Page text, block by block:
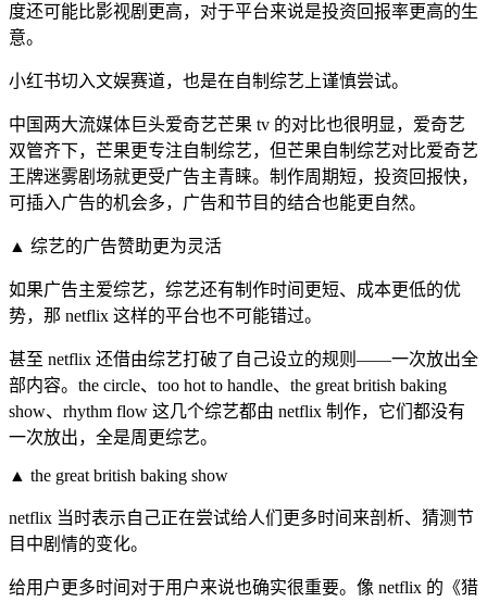
度还可能比影视剧更高，对于平台来说是投资回报率更高的生
意。
小红书切入文娱赛道，也是在自制综艺上谨慎尝试。
中国两大流媒体巨头爱奇艺芒果 tv 的对比也很明显，爱奇艺
双管齐下，芒果更专注自制综艺，但芒果自制综艺对比爱奇艺
王牌迷雾剧场就更受广告主青睐。制作周期短，投资回报快，
可插入广告的机会多，广告和节目的结合也能更自然。
▲ 综艺的广告赞助更为灵活
如果广告主爱综艺，综艺还有制作时间更短、成本更低的优
势，那 netflix 这样的平台也不可能错过。
甚至 netflix 还借由综艺打破了自己设立的规则——一次放出全
部内容。the circle、too hot to handle、the great british baking
show、rhythm flow 这几个综艺都由 netflix 制作，它们都没有
一次放出，全是周更综艺。
▲ the great british baking show
netflix 当时表示自己正在尝试给人们更多时间来剖析、猜测节
目中剧情的变化。
给用户更多时间对于用户来说也确实很重要。像 netflix 的《猎